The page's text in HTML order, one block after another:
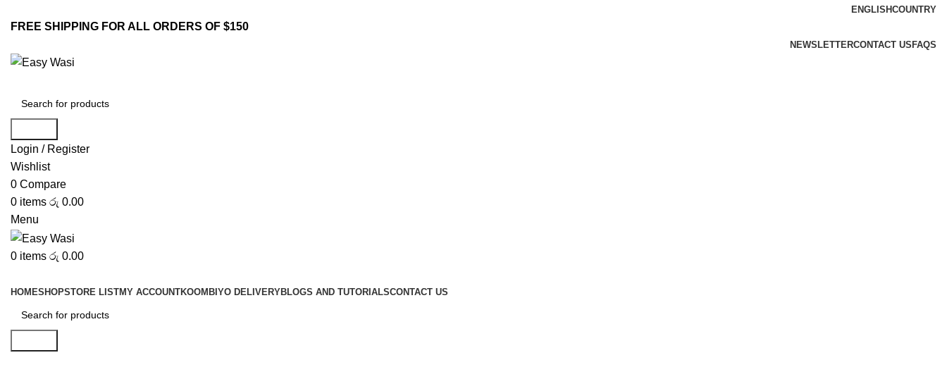
ENGLISHCOUNTRY
FREE SHIPPING FOR ALL ORDERS OF $150
NEWSLETTERCONTACT US FAQS
Login / Register
Wishlist
0 Compare
0 items රු 0.00
Menu
0 items රු 0.00
HOMESHOPSTORE LISTMY ACCOUNTKOOMBIYO DELIVERYBLOGS AND TUTORIALSCONTACT US